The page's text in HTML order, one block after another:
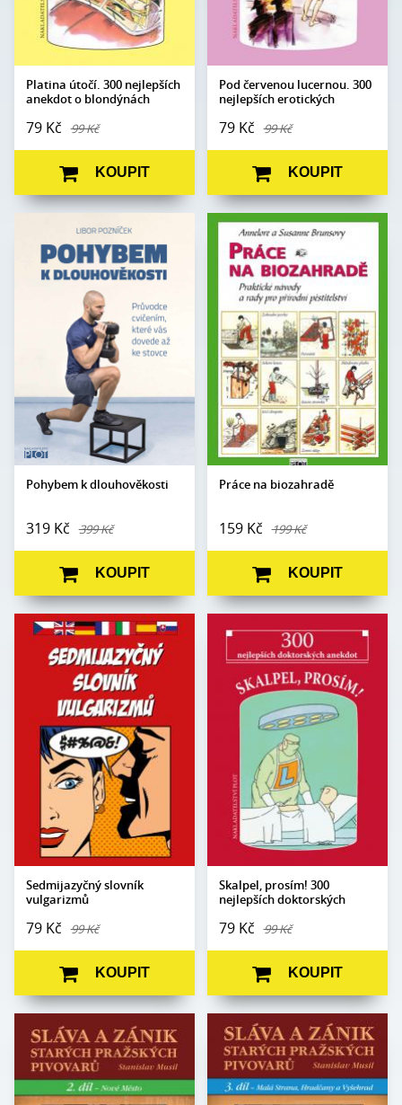
Platina útočí. 300 nejlepších
anekdot o blondýnách
79 Kč 99 Kč
KOUPIT
Pod červenou lucernou. 300
nejlepších erotických
79 Kč 99 Kč
KOUPIT
Pohybem k dlouhověkosti
319 Kč 399 Kč
Autor:
Libor Pozníček
196
160 x 220
V4, měkká se
záložkami
Obrazová
Barevné fotografie
6. 11. 2025
KOUPIT
Práce na biozahradě
159 Kč 199 Kč
Autor:
Annelore a Susanne
Brunsovy
Edice:
mimo edice
Počet
stran:
112
Formát:
170 x 240
Vazba:
brožovaná
Obrazová
část:
Černobílé ilustrace
Datum
vydání:
25. 4. 2011
KOUPIT
Sedmijazyčný slovník
vulgarizmů
79 Kč 99 Kč
kolektiv autorů
Slovníky
Počet stran:
120
Formát:
100 x 145
Vazba:
V2 (brožovaná)
Obrazová část:
N/A
Datum vydání:
8. 3. 2017
KOUPIT
Skalpel, prosím! 300
nejlepších doktorských
79 Kč 99 Kč
Edice:
Kabaret
Počet stran:
80
Formát:
105 x 140
V8a (pevná)
Ilustrace Miroslav
Barták
vydání:
16. 6. 2021
KOUPIT
Autor:
Stanislav Musil
mimo edice
Autor:
Stanislav Musil
Počet stran:
430